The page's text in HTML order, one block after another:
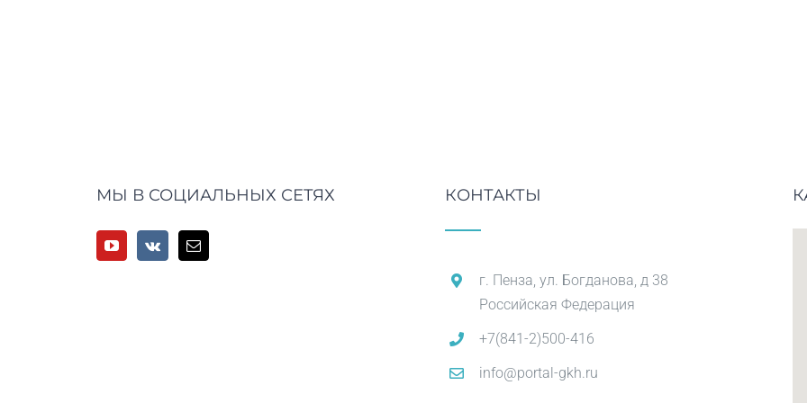
МЫ В СОЦИАЛЬНЫХ СЕТЯХ КОНТАКТЫ
г. Пенза, ул. Богданова, д 38
Российская Федерация
+7(841-2)500-416
info@portal-gkh.ru